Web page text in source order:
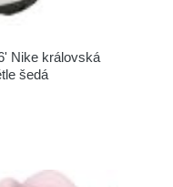
Nike královská
šedá